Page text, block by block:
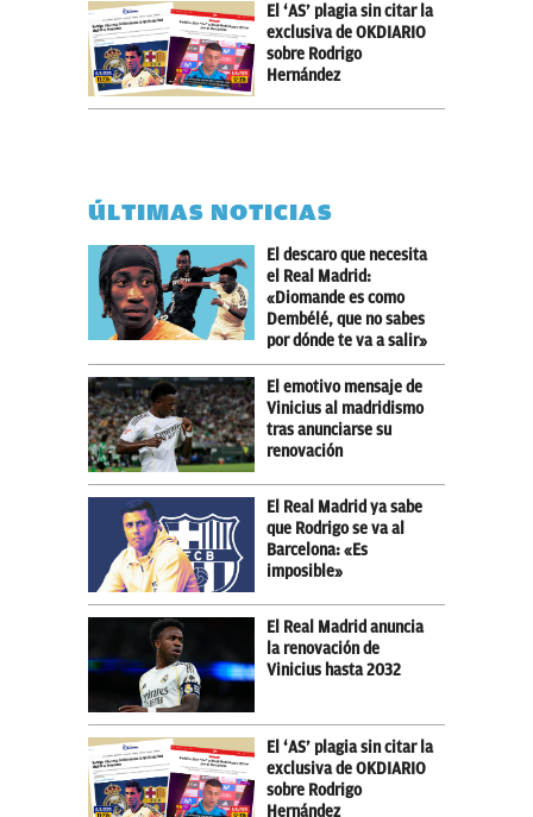
El ‘AS’ plagia sin citar la
exclusiva de OKDIARIO
sobre Rodrigo
Hernández
ÚLTIMAS NOTICIAS
El descaro que necesita
el Real Madrid:
«Diomande es como
Dembélé, que no sabes
por dónde te va a salir»
El emotivo mensaje de
Vinicius al madridismo
tras anunciarse su
renovación
El Real Madrid ya sabe
que Rodrigo se va al
Barcelona: «Es
imposible»
El Real Madrid anuncia
la renovación de
Vinicius hasta 2032
El ‘AS’ plagia sin citar la
exclusiva de OKDIARIO
sobre Rodrigo
Hernández